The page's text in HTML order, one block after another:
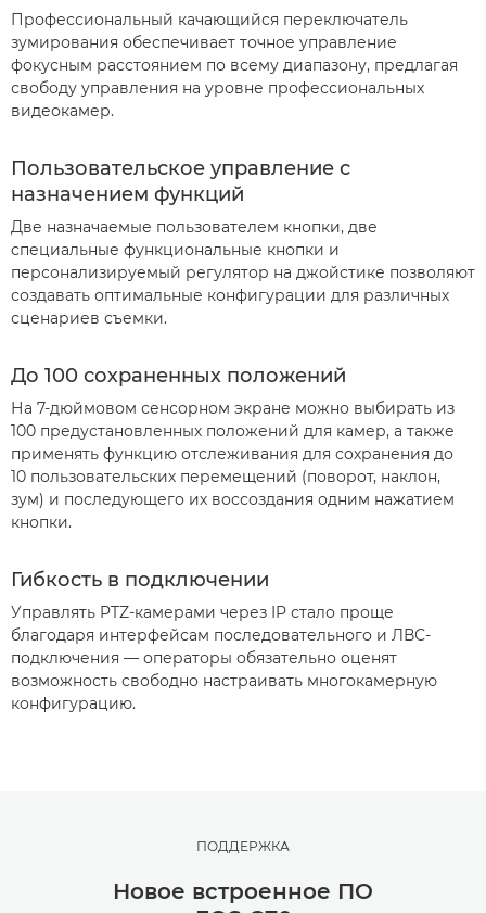
Профессиональный качающийся переключатель
зумирования обеспечивает точное управление
фокусным расстоянием по всему диапазону, предлагая
свободу управления на уровне профессиональных
видеокамер.
Пользовательское управление с
назначением функций
Две назначаемые пользователем кнопки, две
специальные функциональные кнопки и
персонализируемый регулятор на джойстике позволяют
создавать оптимальные конфигурации для различных
сценариев съемки.
До 100 сохраненных положений
На 7-дюймовом сенсорном экране можно выбирать из
100 предустановленных положений для камер, а также
применять функцию отслеживания для сохранения до
10 пользовательских перемещений (поворот, наклон,
зум) и последующего их воссоздания одним нажатием
кнопки.
Гибкость в подключении
Управлять PTZ-камерами через IP стало проще
благодаря интерфейсам последовательного и ЛВС-
подключения — операторы обязательно оценят
возможность свободно настраивать многокамерную
конфигурацию.
ПОДДЕРЖКА
Новое встроенное ПО